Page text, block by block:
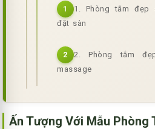
1
1. Phòng tắm đẹp
đặt sàn
2
2. Phòng tắm
massage
Ấn Tượng Với Mẫu Phòng